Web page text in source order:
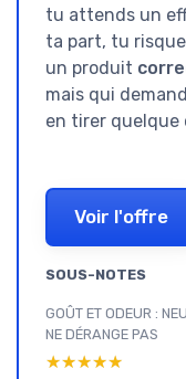
tu attends un
ta part, tu
un produit
mais qui
en tirer quelque
Voir l'offre
SOUS-NOTES
GOÛT ET ODEUR :
NE DÉRANGE PAS
★★★★★
★★★★★